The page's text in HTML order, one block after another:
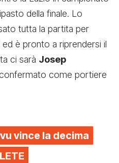
della finale. Lo
tutta la partita per
è pronto a riprendersi il
ci sarà Josep
come portiere
vince la decima